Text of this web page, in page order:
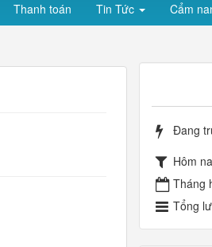
Thanh toán Tin Tức Cẩm
Đang
Hôm
Tháng
Tổng